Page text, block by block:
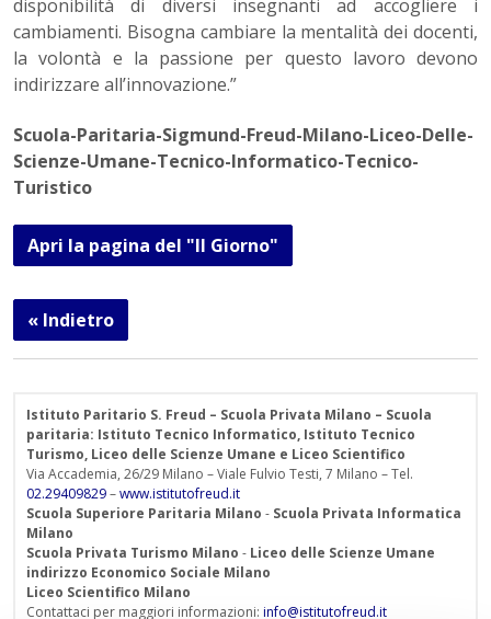
disponibilità di diversi insegnanti ad accogliere i
cambiamenti. Bisogna cambiare la mentalità dei docenti,
la volontà e la passione per questo lavoro devono
indirizzare all’innovazione.”
Scuola-Paritaria-Sigmund-Freud-Milano-Liceo-Delle-
Scienze-Umane-Tecnico-Informatico-Tecnico-
Turistico
Apri la pagina del "Il Giorno"
« Indietro
Istituto Paritario S. Freud – Scuola Privata Milano – Scuola
paritaria: Istituto Tecnico Informatico, Istituto Tecnico
Turismo, Liceo delle Scienze Umane e Liceo Scientifico
Via Accademia, 26/29 Milano – Viale Fulvio Testi, 7 Milano – Tel.
02.29409829–www.istitutofreud.it
Scuola Superiore Paritaria Milano - Scuola Privata Informatica
Milano
Scuola Privata Turismo Milano - Liceo delle Scienze Umane
indirizzo Economico Sociale Milano
Liceo Scientifico Milano
Contattaci per maggiori informazioni: info@istitutofreud.it